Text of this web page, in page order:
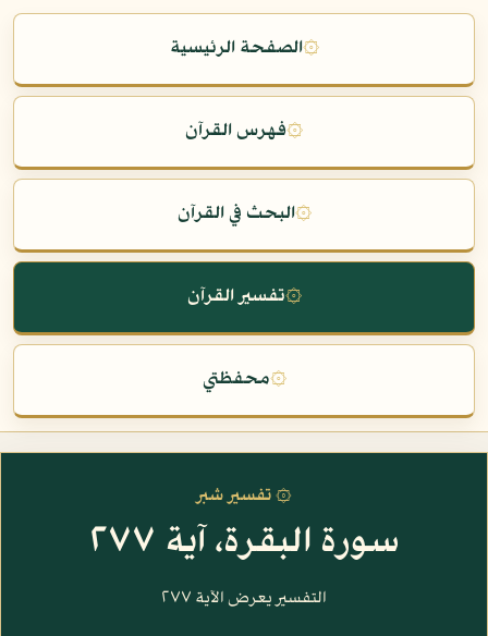
۞الصفحة الرئيسية
۞فهرس القرآن
۞البحث في القرآن
۞تفسير القرآن
۞محفظتي
۞ تفسير شبر
سورة البقرة، آية ٢٧٧
التفسير يعرض الآية ٢٧٧